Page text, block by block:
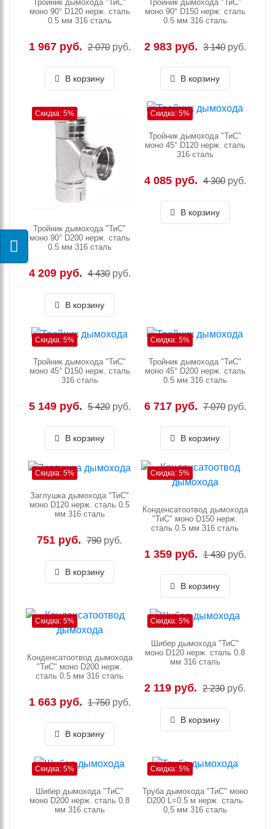
Тройник дымохода "ТиС"
моно 90° D120 нерж. сталь
0.5 мм 316 сталь
1 967 руб. 2 070 руб.
В корзину
Тройник дымохода "ТиС"
моно 90° D150 нерж. сталь
0.5 мм 316 сталь
2 983 руб. 3 140 руб.
В корзину
Скидка: 5%
Тройник дымохода "ТиС"
моно 90° D200 нерж. сталь
0.5 мм 316 сталь
4 209 руб. 4 430 руб.
В корзину
Скидка: 5%
Тройник дымохода "ТиС"
моно 45° D120 нерж. сталь
316 сталь
4 085 руб. 4 300 руб.
В корзину
Скидка: 5%
Тройник дымохода "ТиС"
моно 45° D150 нерж. сталь
316 сталь
5 149 руб. 5 420 руб.
В корзину
Скидка: 5%
Тройник дымохода "ТиС"
моно 45° D200 нерж. сталь
0.5 мм 316 сталь
6 717 руб. 7 070 руб.
В корзину
Скидка: 5%
Заглушка дымохода "ТиС"
моно D120 нерж. сталь 0.5
мм 316 сталь
751 руб. 790 руб.
В корзину
Скидка: 5%
Конденсатоотвод дымохода
"ТиС" моно D150 нерж.
сталь 0.5 мм 316 сталь
1 359 руб. 1 430 руб.
В корзину
Скидка: 5%
Конденсатоотвод дымохода
"ТиС" моно D200 нерж.
сталь 0.5 мм 316 сталь
1 663 руб. 1 750 руб.
В корзину
Скидка: 5%
Шибер дымохода "ТиС"
моно D120 нерж. сталь 0.8
мм 316 сталь
2 119 руб. 2 230 руб.
В корзину
Скидка: 5%
Шибер дымохода "ТиС"
моно D200 нерж. сталь 0.8
мм 316 сталь
Скидка: 5%
Труба дымохода "ТиС" моно
D200 L=0.5 м нерж. сталь
0,5 мм 316 сталь